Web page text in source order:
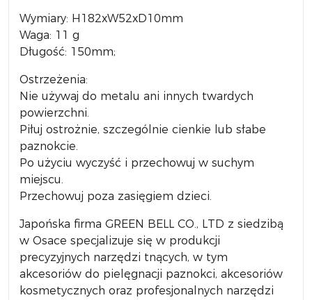
Wymiary: H182xW52xD10mm
Waga: 11 g
Długość: 150mm;
Ostrzeżenia:
Nie używaj do metalu ani innych twardych
powierzchni.
Piłuj ostrożnie, szczególnie cienkie lub słabe
paznokcie.
Po użyciu wyczyść i przechowuj w suchym
miejscu.
Przechowuj poza zasięgiem dzieci.
Japońska firma GREEN BELL CO., LTD z siedzibą
w Osace specjalizuje się w produkcji
precyzyjnych narzędzi tnących, w tym
akcesoriów do pielęgnacji paznokci, akcesoriów
kosmetycznych oraz profesjonalnych narzędzi